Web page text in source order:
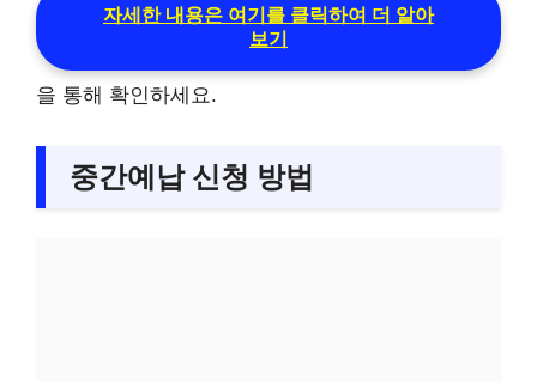
자세한 내용은 여기를 클릭하여 더 알아
보기
을 통해 확인하세요.
중간예납 신청 방법